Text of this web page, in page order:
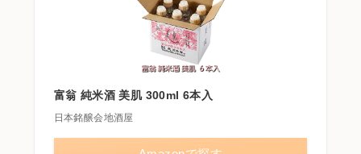
富翁 純米酒 美肌 300ml 6本入
日本銘醸会地酒屋